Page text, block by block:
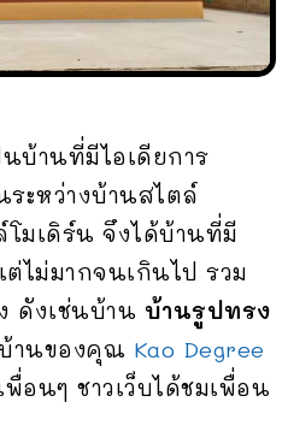
บ้านที่มีไอเดียการ
ะหว่างบ้านสไตล์
มเดิร์น จึงได้บ้านที่มี
ไม่มากจนเกินไป รวม
ดังเช่นบ้าน บ้านรูปทรง
านของคุณ Kao Degree
พื่อนๆ ชาวเว็บได้ชมเพื่อน